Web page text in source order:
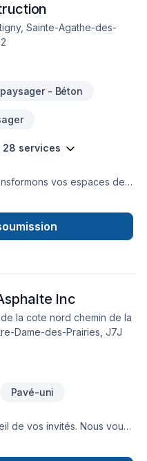
Sainte-Agathe-des-
- Béton
28 services
vos espaces de
rénovation résidentielle,
adaptés à vos besoins
Inc
la cote nord chemin de la
Dame-des-Prairies, J7J
Pavé-uni
de vos invités. Nous vous
sommes là. Se